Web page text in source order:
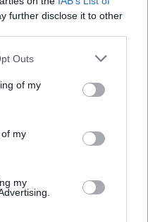
further disclose it to other
one or more Google
You may click to
its third-party tags to
in below Google
Outs
of my
my
my
οι άνεμοι μέτριοι
στα ίδια επίπεδα.
απογευματινές μπόρες
καταιγίδες στα
από βόρειες
δεν θα
να είναι